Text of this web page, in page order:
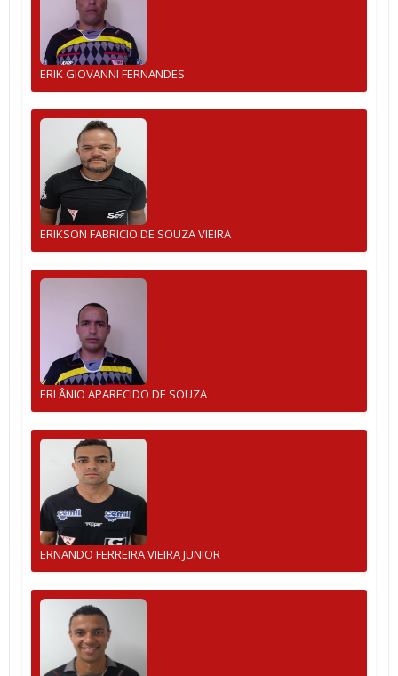
ERIK GIOVANNI FERNANDES
ERIKSON FABRICIO DE SOUZA VIEIRA
ERLÂNIO APARECIDO DE SOUZA
ERNANDO FERREIRA VIEIRA JUNIOR